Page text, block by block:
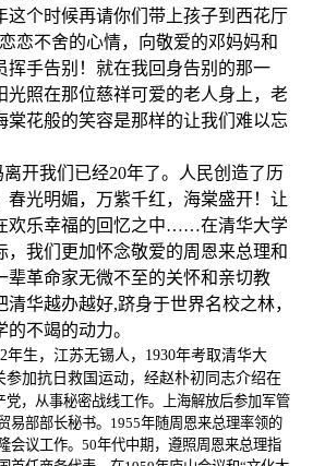
这个时候再请你们带上孩子到西花厅
恋不舍的心情，向敬爱的邓妈妈和
挥手告别！就在我回身告别的那一
光照在那位慈祥可爱的老人身上，老
棠花般的笑容是那样的让我们难以忘
开我们已经20年了。人民创造了历
春光明媚，万紫千红，海棠盛开！让
欢乐幸福的回忆之中……在清华大学
，我们更加怀念敬爱的周恩来总理和
辈革命家无微不至的关怀和亲切教
华越办越好,跻身于世界名校之林，
不竭的动力。
年生，江苏无锡人，1930年考取清华大
参加抗日救国运动，经赵朴初同志介绍在
党，从事秘密战线工作。上海解放后参加军管
易部部长秘书。1955年随周恩来总理率领的
会议工作。50年代中期，遵照周恩来总理指